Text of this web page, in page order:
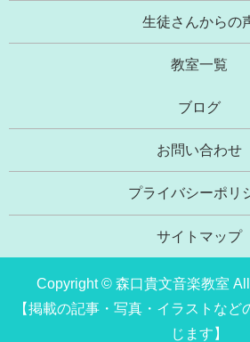
生徒さんからの
教室一覧
ブログ
お問い合わせ
プライバシーポリ
サイトマップ
Copyright © 森口貴文音楽教室
【掲載の記事・写真・イラストなど
じます】